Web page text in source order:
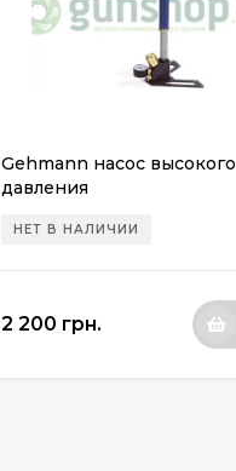
Gehmann насос высокого
давления
НЕТ В НАЛИЧИИ
2 200 грн.